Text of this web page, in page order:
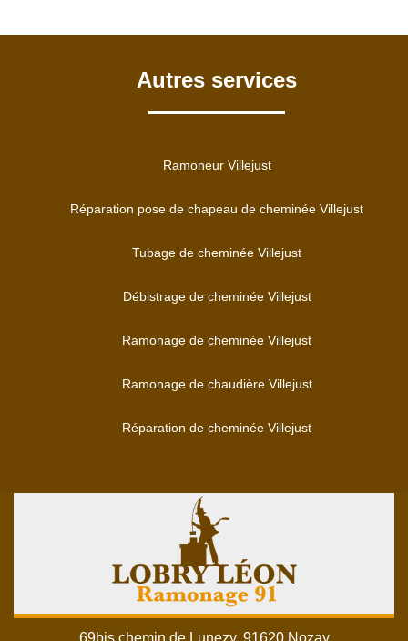
Autres services
Ramoneur Villejust
Réparation pose de chapeau de cheminée Villejust
Tubage de cheminée Villejust
Débistrage de cheminée Villejust
Ramonage de cheminée Villejust
Ramonage de chaudière Villejust
Réparation de cheminée Villejust
69bis chemin de Lunezy, 91620 Nozay